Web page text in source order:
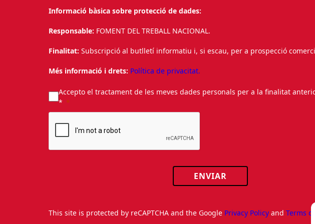
Informació bàsica sobre protecció de dades:
Responsable: FOMENT DEL TREBALL NACIONAL.
Finalitat: Subscripció al butlletí informatiu i, si escau, per a prospecció
Més informació i drets: Política de privacitat.
Accepto el tractament de les meves dades personals per a la finalitat
*
ENVIAR
This site is protected by reCAPTCHA and the Google Privacy Policy andTerms of